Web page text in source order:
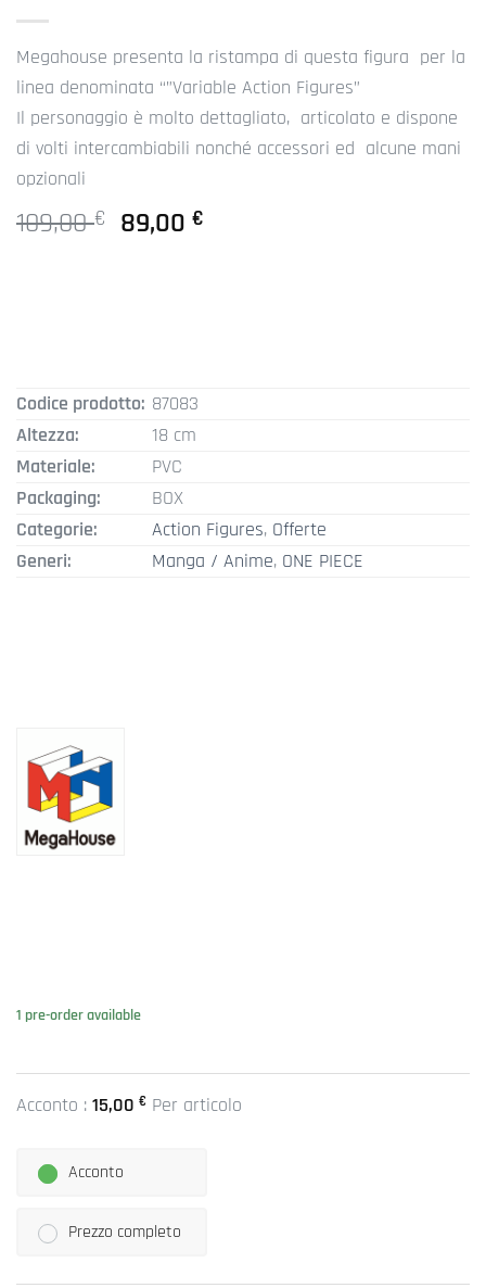
Megahouse presenta la ristampa di questa figura per la
linea denominata “”Variable Action Figures”
Il personaggio è molto dettagliato, articolato e dispone
di volti intercambiabili nonché accessori ed alcune mani
opzionali
109,00€ Il
89,00 €Il
Codice prodotto: 87083
Altezza:
18 cm
Materiale:
PVC
Packaging:
BOX
Categorie:
Action Figures, Offerte
Generi:
Manga / Anime, ONE PIECE
1 pre-order available
Acconto : 15,00 € Per articolo
Prezzo completo
Acconto